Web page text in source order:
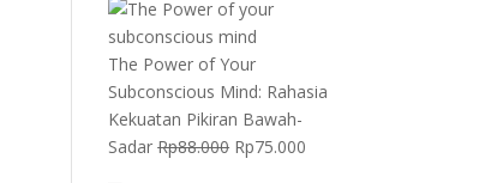
The Power of Your
Subconscious Mind: Rahasia
Kekuatan Pikiran Bawah-
Sadar Rp88.000 Harga
Rp75.000